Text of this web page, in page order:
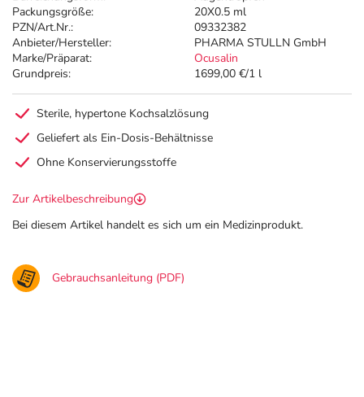
Packungsgröße:
20X0.5 ml
PZN/Art.Nr.:
09332382
Anbieter/Hersteller:
PHARMA STULLN GmbH
Marke/Präparat:
Ocusalin
Grundpreis:
1699,00 €/1 l
Sterile, hypertone Kochsalzlösung
Geliefert als Ein-Dosis-Behältnisse
Ohne Konservierungsstoffe
Zur Artikelbeschreibung
Bei diesem Artikel handelt es sich um ein Medizinprodukt.
Gebrauchsanleitung (PDF)